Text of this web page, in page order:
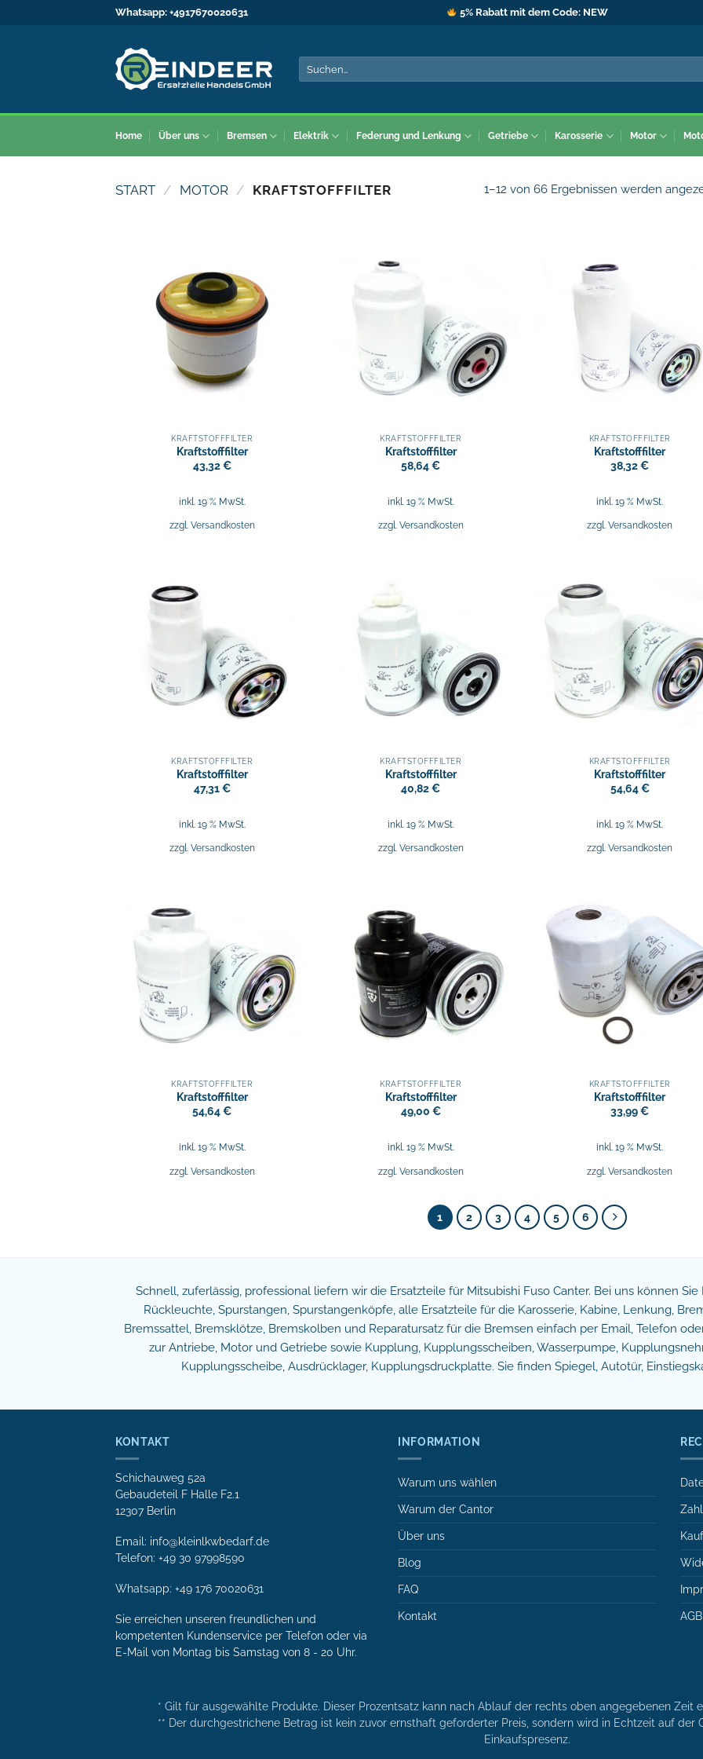
Whatsapp: +4917670020631 5% Rabatt mit dem Code: NEW
Home Über uns Bremsen Elektrik Federung und Lenkung Getriebe Karosserie Motor
START / MOTOR / KRAFTSTOFFFILTER 1–12 von 66 Ergebnissen werden
KRAFTSTOFFFILTER
Kraftstofffilter
43,32€
inkl. 19 % MwSt.
zzgl. Versandkosten
KRAFTSTOFFFILTER
Kraftstofffilter
58,64€
inkl. 19 % MwSt.
zzgl. Versandkosten
KRAFTSTOFFFILTER
Kraftstofffilter
38,32€
inkl. 19 % MwSt.
zzgl.Versandkosten
KRAFTSTOFFFILTER
Kraftstofffilter
47,31€
inkl. 19 % MwSt.
zzgl. Versandkosten
KRAFTSTOFFFILTER
Kraftstofffilter
40,82€
inkl. 19 % MwSt.
zzgl. Versandkosten
KRAFTSTOFFFILTER
Kraftstofffilter
54,64€
inkl. 19 % MwSt.
zzgl.Versandkosten
KRAFTSTOFFFILTER
Kraftstofffilter
54,64€
inkl. 19 % MwSt.
zzgl. Versandkosten
KRAFTSTOFFFILTER
Kraftstofffilter
49,00 €
inkl. 19 % MwSt.
zzgl. Versandkosten
KRAFTSTOFFFILTER
Kraftstofffilter
33,99€
inkl. 19 % MwSt.
zzgl.Versandkosten
1 2 3 4 5 6
Schnell, zuferlässig, professional liefern wir die Ersatzteile für Mitsubishi Fuso Canter. Bei uns können
Rückleuchte, Spurstangen, Spurstangenköpfe, alle Ersatzteile für die Karosserie, Kabine, Lenkung,
Bremssattel, Bremsklötze, Bremskolben und Reparatursatz für die Bremsen einfach per Email, Telefon
zur Antriebe, Motor und Getriebe sowie Kupplung, Kupplungsscheiben, Wasserpumpe,
Kupplungsscheibe, Ausdrücklager, Kupplungsdruckplatte. Sie finden Spiegel, Autotür,
KONTAKT
Schichauweg 52a
Gebaudeteil F Halle F2.1
12307 Berlin
Email: info@kleinlkwbedarf.de
Telefon: +49 30 97998590
Whatsapp: +49 176 70020631
Sie erreichen unseren freundlichen und
kompetenten Kunden­service per Tele­fon oder via
E-Mail von Mon­tag bis Samstag von 8 - 20 Uhr.
INFORMATION
Warum uns wählen
Warum der Cantor
Über uns
Blog
FAQ
Kontakt AGB
* Gilt für ausgewählte Produkte. Dieser Prozentsatz kann nach Ablauf der rechts oben angegebenen Zeit
** Der durchgestrichene Betrag ist kein zuvor ernsthaft geforderter Preis, sondern wird in Echtzeit auf der
Einkaufspresenz.